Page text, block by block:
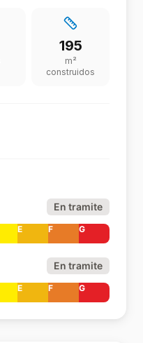
195
m²
construidos
En tramite
E F G
En tramite
E F G